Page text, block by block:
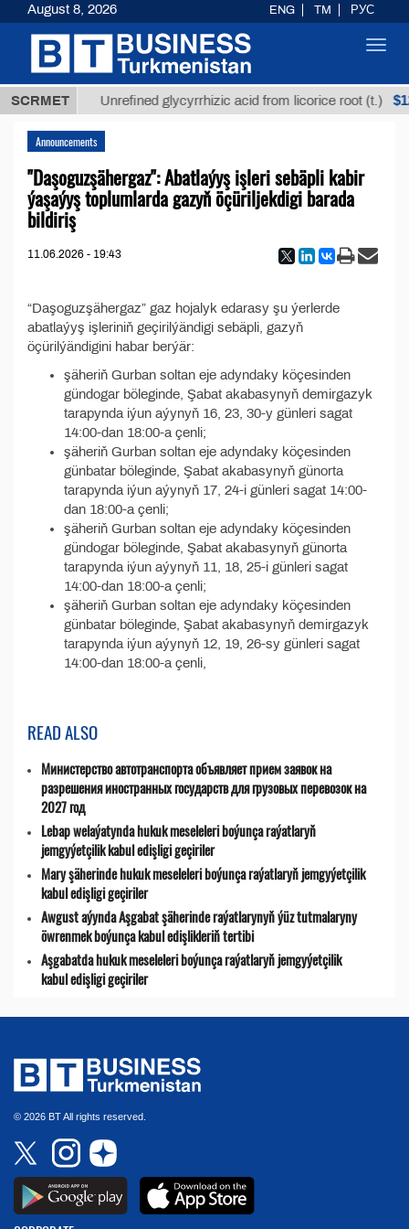
SCRMET
ТМТ Unrefined glycyrrhizic acid from licorice root (t.)
Announcements
"Daşoguzşähergaz": Abatlaýyş işleri sebäpli kabir
ýaşaýyş toplumlarda gazyň öçüriljekdigi barada
bildiriş
11.06.2026 - 19:43
“Daşoguzşähergaz” gaz hojalyk edarasy şu ýerlerde
abatlaýyş işleriniň geçirilýändigi sebäpli, gazyň
öçürilýändigini habar berýär:
şäheriň Gurban soltan eje adyndaky köçesinden
gündogar böleginde, Şabat akabasynyň demirgazyk
tarapynda iýun aýynyň 16, 23, 30-y günleri sagat
14:00-dan 18:00-a çenli;
şäheriň Gurban soltan eje adyndaky köçesinden
günbatar böleginde, Şabat akabasynyň günorta
tarapynda iýun aýynyň 17, 24-i günleri sagat 14:00-
dan 18:00-a çenli;
şäheriň Gurban soltan eje adyndaky köçesinden
gündogar böleginde, Şabat akabasynyň günorta
tarapynda iýun aýynyň 11, 18, 25-i günleri sagat
14:00-dan 18:00-a çenli;
şäheriň Gurban soltan eje adyndaky köçesinden
günbatar böleginde, Şabat akabasynyň demirgazyk
tarapynda iýun aýynyň 12, 19, 26-sy günleri sagat
14:00-dan 18:00-a çenli,
READ ALSO
Министерство автотранспорта объявляет прием заявок на
разрешения иностранных государств для грузовых перевозок на
2027 год
Lebap welaýatynda hukuk meseleleri boýunça raýatlaryň
jemgyýetçilik kabul edişligi geçiriler
Mary şäherinde hukuk meseleleri boýunça raýatlaryň jemgyýetçilik
kabul edişligi geçiriler
Awgust aýynda Aşgabat şäherinde raýatlarynyň ýüz tutmalaryny
öwrenmek boýunça kabul edişlikleriň tertibi
Aşgabatda hukuk meseleleri boýunça raýatlaryň jemgyýetçilik
kabul edişligi geçiriler
© 2026 BT All rights reserved.
August 8, 2026 ENG TM РУС